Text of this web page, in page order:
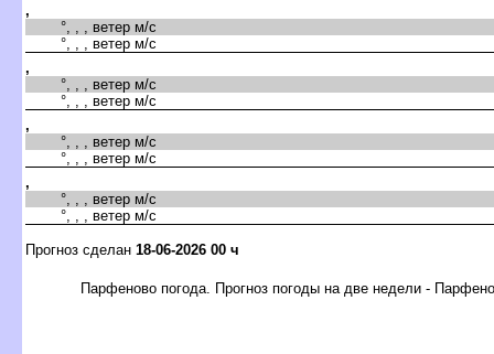
,
°, , , ветер м/с
°, , , ветер м/с
,
°, , , ветер м/с
°, , , ветер м/с
,
°, , , ветер м/с
°, , , ветер м/с
,
°, , , ветер м/с
°, , , ветер м/с
Прогноз сделан 18-06-2026 00 ч
Парфеново погода. Прогноз погоды на две недели -